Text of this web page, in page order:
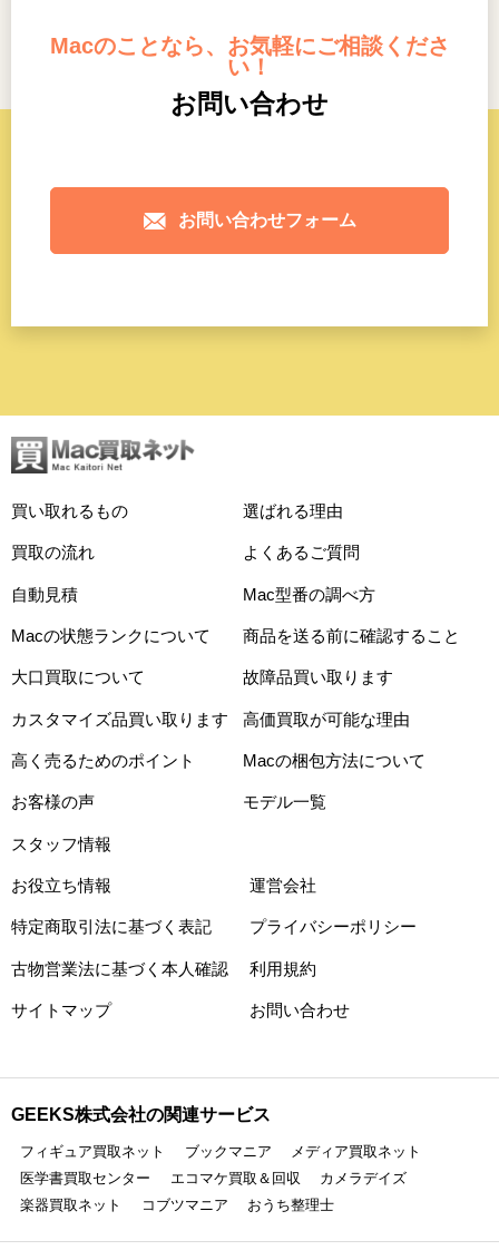
Macのことなら、お気軽にご相談くださ
い！
お問い合わせ
お問い合わせフォーム
買い取れるもの 選ばれる理由
買取の流れ よくあるご質問
自動見積 Mac型番の調べ方
Macの状態ランクについて 商品を送る前に確認すること
大口買取について 故障品買い取ります
カスタマイズ品買い取ります 高価買取が可能な理由
高く売るためのポイント Macの梱包方法について
お客様の声 モデル一覧
スタッフ情報
お役立ち情報 運営会社
特定商取引法に基づく表記 プライバシーポリシー
古物営業法に基づく本人確認 利用規約
サイトマップ お問い合わせ
GEEKS株式会社の関連サービス
フィギュア買取ネット ブックマニア
メディア買取ネット
医学書買取センター
エコマケ買取＆回収
カメラデイズ
楽器買取ネット
コブツマニア おうち整理士